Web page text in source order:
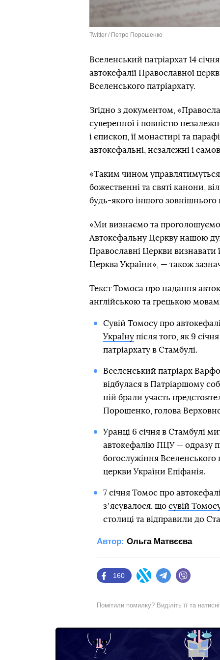
Twitter / Петро Порошенко
Вселенський патріархат 14
автокефалії Православної
Вселенського патріархату.
Згідно з документом,
суверенної і повністю
і єпископ, її монастирі та
автокефальні, незалежні і
«Таким чином
божественні та святі канони,
будь-якого іншого
«Ми визнаємо та проголошуємо
Автокефальну Церкву нашою
Православнi Церкви визнавати
Церква України», — також
Текст Томоса про надання
англійською та грецькою
Сувій Томосу про
Українупісля того, як 9
патріархату в Стамбулі.
Вселенський патріарх
відбулася в Патріаршому
ній брали участь
Порошенко, голова
Уранці 6 січня в Стамбулі
автокефалію ПЦУ — одразу
богослужіння Вселенського
церкви України Епіфанія.
7 січня Томос про
зʼясувалося, що сувій
столиці та відправили до
Автор: Ольга Матвєєва
Facebook
160
Twitter Telegram
Помітили помилку? Виділіть її та